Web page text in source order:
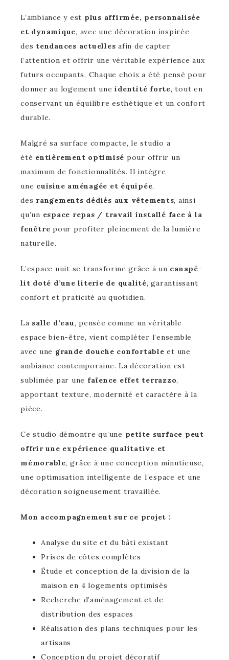
L’ambiance y est plus affirmée, personnalisée
et dynamique, avec une décoration inspirée
des tendances actuelles afin de capter
l’attention et offrir une véritable expérience aux
futurs occupants. Chaque choix a été pensé pour
donner au logement uneidentité forte, tout en
conservant un équilibre esthétique et un confort
durable.
Malgré sa surface compacte, le studio a
été entièrement optimisé pour offrir un
maximum de fonctionnalités. Il intègre
une cuisine aménagée et équipée,
des rangements dédiés aux vêtements, ainsi
qu’un espace repas / travail installé face à la
fenêtre pour profiter pleinement de la lumière
naturelle.
L’espace nuit se transforme grâce à un canapé-
lit doté d’une literie de qualité, garantissant
confort et praticité au quotidien.
La salle d’eau, pensée comme un véritable
espace bien-être, vient compléter l’ensemble
avec une grande douche confortable et une
ambiance contemporaine. La décoration est
sublimée par une faïence effet terrazzo,
apportant texture, modernité et caractère à la
pièce.
Ce studio démontre qu’une petite surface peut
offrir une expérience qualitative et
mémorable, grâce à une conception minutieuse,
une optimisation intelligente de l’espace et une
décoration soigneusement travaillée.
Mon accompagnement sur ce projet :
Analyse du site et du bâti existant
Prises de côtes complètes
Étude et conception de la division de la
maison en 4 logements optimisés
Recherche d’aménagement et de
distribution des espaces
Réalisation des plans techniques pour les
artisans
Conception du projet décoratif